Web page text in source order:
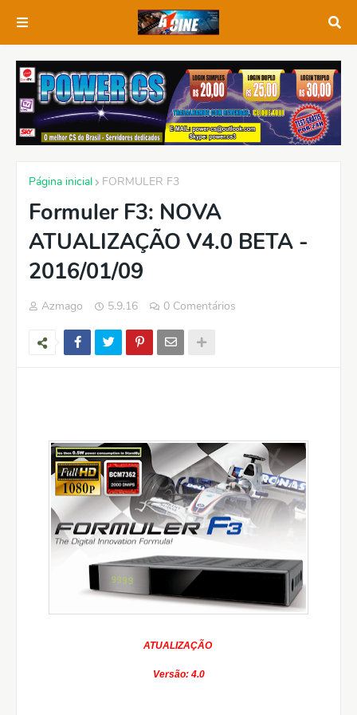
Página inicial FORMULER F3
Formuler F3: NOVA
ATUALIZAÇÃO V4.0 BETA -
2016/01/09
Azmago 5.9.16 0 Comentários
ATUALIZAÇÃO
Versão: 4.0